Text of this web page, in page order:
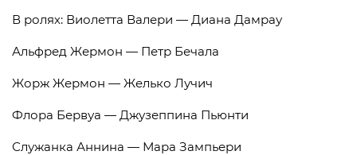
В ролях: Виолетта Валери — Диана Дамрау
Альфред Жермон — Петр Бечала
Жорж Жермон — Желько Лучич
Флора Бервуа — Джузеппина Пьюнти
Служанка Аннина — Мара Зампьери